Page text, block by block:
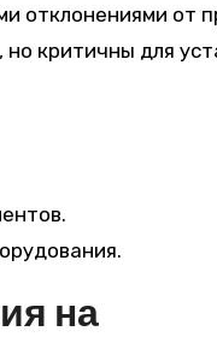
отклонениями от
критичны для
на